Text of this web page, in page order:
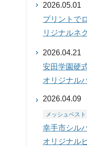
2026.05.01
プリントで
リジナルネ
2026.04.21
安田学園硬
オリジナル
2026.04.09
メッシュベス
幸手市シル
オリジナル